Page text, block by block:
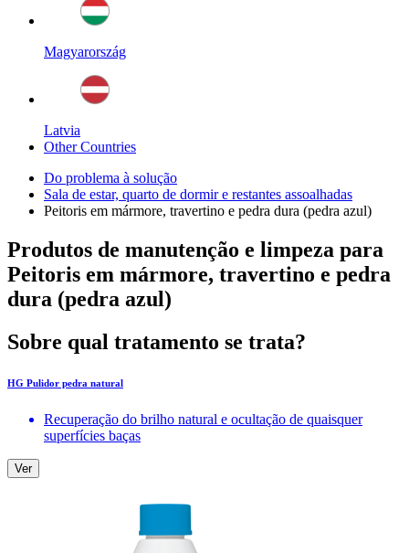
Magyarország
Latvia
Other Countries
Do problema à solução
Sala de estar, quarto de dormir e restantes assoalhadas
Peitoris em mármore, travertino e pedra dura (pedra azul)
Produtos de manutenção e limpeza para
Peitoris em mármore, travertino e pedra
dura (pedra azul)
Sobre qual tratamento se trata?
HG Pulidor pedra natural
Recuperação do brilho natural e ocultação de quaisquer
superfícies baças
Ver